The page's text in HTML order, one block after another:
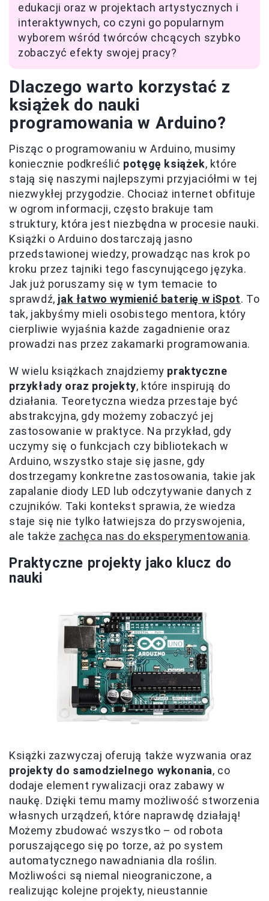
edukacji oraz w projektach artystycznych i
interaktywnych, co czyni go popularnym
wyborem wśród twórców chcących szybko
zobaczyć efekty swojej pracy?
Dlaczego warto korzystać z
książek do nauki
programowania w Arduino?
Pisząc o programowaniu w Arduino, musimy
koniecznie podkreślić potęgę książek, które
stają się naszymi najlepszymi przyjaciółmi w tej
niezwykłej przygodzie. Chociaż internet obfituje
w ogrom informacji, często brakuje tam
struktury, która jest niezbędna w procesie nauki.
Książki o Arduino dostarczają jasno
przedstawionej wiedzy, prowadząc nas krok po
kroku przez tajniki tego fascynującego języka.
Jak już poruszamy się w tym temacie to
sprawdź, jak łatwo wymienić baterię w iSpot. To
tak, jakbyśmy mieli osobistego mentora, który
cierpliwie wyjaśnia każde zagadnienie oraz
prowadzi nas przez zakamarki programowania.
W wielu książkach znajdziemy praktyczne
przykłady oraz projekty, które inspirują do
działania. Teoretyczna wiedza przestaje być
abstrakcyjna, gdy możemy zobaczyć jej
zastosowanie w praktyce. Na przykład, gdy
uczymy się o funkcjach czy bibliotekach w
Arduino, wszystko staje się jasne, gdy
dostrzegamy konkretne zastosowania, takie jak
zapalanie diody LED lub odczytywanie danych z
czujników. Taki kontekst sprawia, że wiedza
staje się nie tylko łatwiejsza do przyswojenia,
ale także zachęca nas do eksperymentowania.
Praktyczne projekty jako klucz do
nauki
Książki zazwyczaj oferują także wyzwania oraz
projekty do samodzielnego wykonania, co
dodaje element rywalizacji oraz zabawy w
naukę. Dzięki temu mamy możliwość stworzenia
własnych urządzeń, które naprawdę działają!
Możemy zbudować wszystko – od robota
poruszającego się po torze, aż po system
automatycznego nawadniania dla roślin.
Możliwości są niemal nieograniczone, a
realizując kolejne projekty, nieustannie